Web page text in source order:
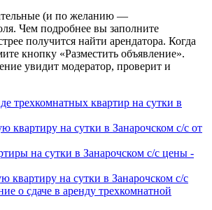
(и по желанию —
Чем подробнее вы заполните
получится найти арендатора. Когда
кнопку «Разместить объявление».
увидит модератор, проверит и
трехкомнатных квартир на сутки в
квартиру на сутки в Занарочском с/с от
на сутки в Занарочском с/с цены -
квартиру на сутки в Занарочском с/с
о сдаче в аренду трехкомнатной